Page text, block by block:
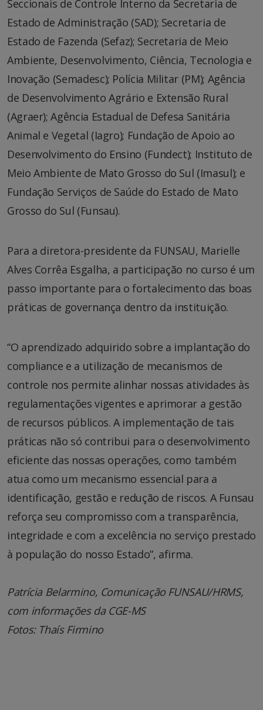
Seccionais de Controle Interno da Secretaria de
Estado de Administração (SAD); Secretaria de
Estado de Fazenda (Sefaz); Secretaria de Meio
Ambiente, Desenvolvimento, Ciência, Tecnologia e
Inovação (Semadesc); Polícia Militar (PM); Agência
de Desenvolvimento Agrário e Extensão Rural
(Agraer); Agência Estadual de Defesa Sanitária
Animal e Vegetal (Iagro); Fundação de Apoio ao
Desenvolvimento do Ensino (Fundect); Instituto de
Meio Ambiente de Mato Grosso do Sul (Imasul); e
Fundação Serviços de Saúde do Estado de Mato
Grosso do Sul (Funsau).
Para a diretora-presidente da FUNSAU, Marielle
Alves Corrêa Esgalha, a participação no curso é um
passo importante para o fortalecimento das boas
práticas de governança dentro da instituição.
“O aprendizado adquirido sobre a implantação do
compliance e a utilização de mecanismos de
controle nos permite alinhar nossas atividades às
regulamentações vigentes e aprimorar a gestão
de recursos públicos. A implementação de tais
práticas não só contribui para o desenvolvimento
eficiente das nossas operações, como também
atua como um mecanismo essencial para a
identificação, gestão e redução de riscos. A Funsau
reforça seu compromisso com a transparência,
integridade e com a excelência no serviço prestado
à população do nosso Estado”, afirma.
Patrícia Belarmino, Comunicação FUNSAU/HRMS,
com informações da CGE-MS
Fotos: Thaís Firmino